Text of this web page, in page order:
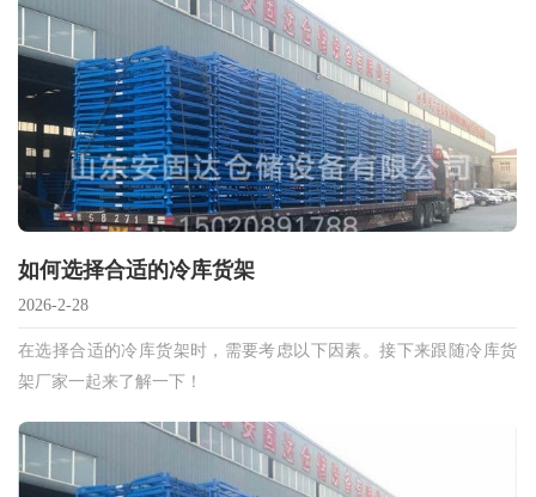
如何选择合适的冷库货架
2026-2-28
在选择合适的冷库货架时，需要考虑以下因素。接下来跟随冷库货
架厂家一起来了解一下！